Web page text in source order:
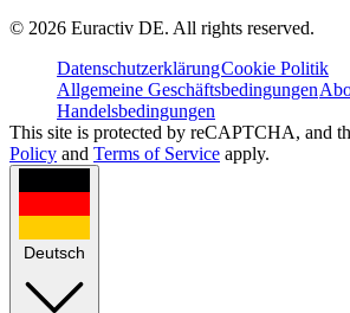
© 2026 Euractiv DE. All rights reserved.
DatenschutzerklärungCookie Politik
Allgemeine Geschäftsbedingungen
Handelsbedingungen
This site is protected by reCAPTCHA, and
Policy and Terms of Service apply.
Deutsch